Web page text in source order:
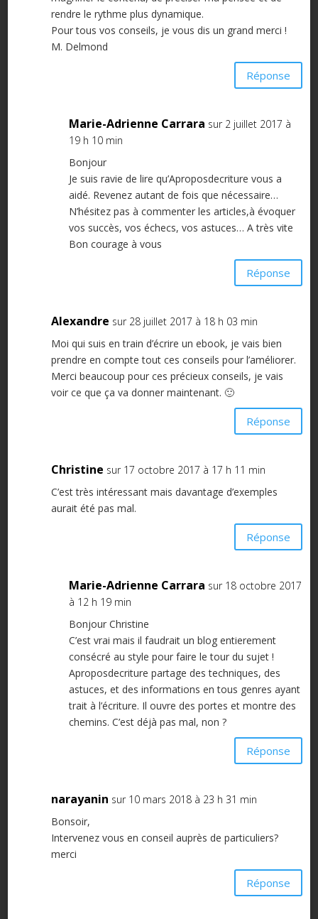
rendre le rythme plus dynamique.
Pour tous vos conseils, je vous dis un grand merci !
M. Delmond
Réponse
Marie-Adrienne Carrara sur 2 juillet 2017 à
19 h 10 min
Bonjour
Je suis ravie de lire qu’Aproposdecriture vous a
aidé. Revenez autant de fois que nécessaire…
N’hésitez pas à commenter les articles,à évoquer
vos succès, vos échecs, vos astuces… A très vite
Bon courage à vous
Réponse
Alexandre sur 28 juillet 2017 à 18 h 03 min
Moi qui suis en train d’écrire un ebook, je vais bien
prendre en compte tout ces conseils pour l’améliorer.
Merci beaucoup pour ces précieux conseils, je vais
voir ce que ça va donner maintenant. 🙂
Réponse
Christine sur 17 octobre 2017 à 17 h 11 min
C’est très intéressant mais davantage d’exemples
aurait été pas mal.
Réponse
Marie-Adrienne Carrara sur 18 octobre 2017
à 12 h 19 min
Bonjour Christine
C’est vrai mais il faudrait un blog entierement
consécré au style pour faire le tour du sujet !
Aproposdecriture partage des techniques, des
astuces, et des informations en tous genres ayant
trait à l’écriture. Il ouvre des portes et montre des
chemins. C’est déjà pas mal, non ?
Réponse
narayanin sur 10 mars 2018 à 23 h 31 min
Bonsoir,
Intervenez vous en conseil auprès de particuliers?
merci
Réponse